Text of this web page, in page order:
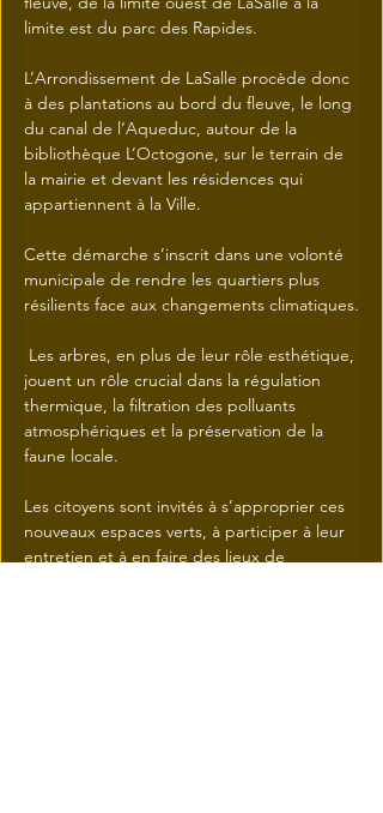
limite est du parc des Rapides.
L’Arrondissement de LaSalle procède donc
à des plantations au bord du fleuve, le long
du canal de l’Aqueduc, autour de la
bibliothèque L’Octogone, sur le terrain de
la mairie et devant les résidences qui
appartiennent à la Ville.
Cette démarche s’inscrit dans une volonté
municipale de rendre les quartiers plus
résilients face aux changements climatiques.
Les arbres, en plus de leur rôle esthétique,
jouent un rôle crucial dans la régulation
thermique, la filtration des polluants
atmosphériques et la préservation de la
faune locale.
Les citoyens sont invités à s’approprier ces
nouveaux espaces verts, à participer à leur
entretien et à en faire des lieux de